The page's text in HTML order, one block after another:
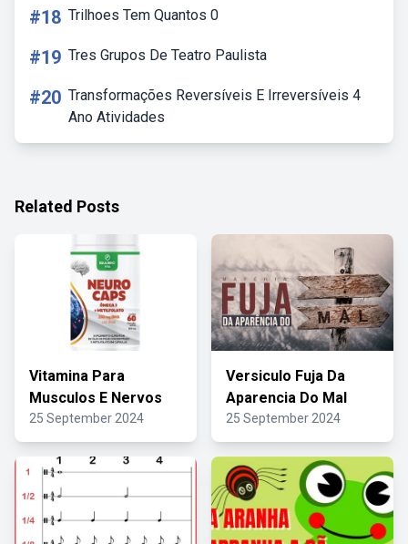
#18 Trilhoes Tem Quantos 0
#19 Tres Grupos De Teatro Paulista
#20 Transformações Reversíveis E Irreversíveis 4
Ano Atividades
Related Posts
Vitamina Para
Musculos E Nervos
25 September 2024
Versiculo Fuja Da
Aparencia Do Mal
25 September 2024